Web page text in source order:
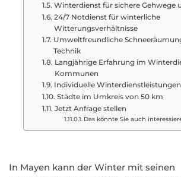
Winterdienst für sichere Gehwege
24/7 Notdienst für winterliche
Witterungsverhältnisse
Umweltfreundliche
Technik
Langjährige Erfahrung im
Kommunen
Individuelle
Städte im Umkreis von 50 km
Jetzt Anfrage stellen
Das könnte Sie auch
In Mayen kann der Winter mit seinen